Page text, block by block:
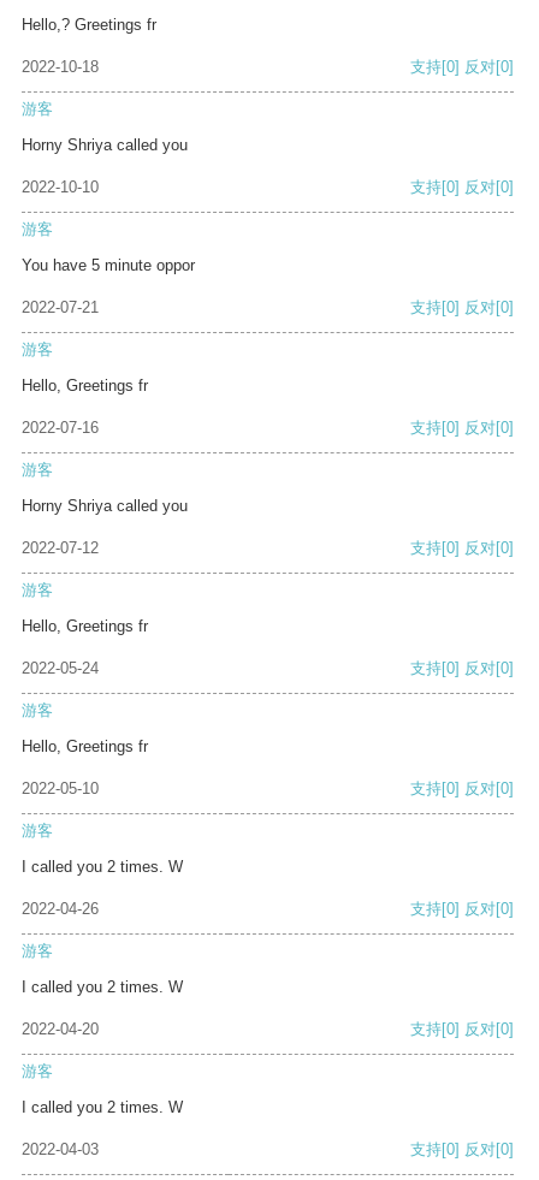
Hello,? Greetings fr
2022-10-18 支持[0] 反对[0]
游客
Horny Shriya called you
2022-10-10 支持[0] 反对[0]
游客
You have 5 minute oppor
2022-07-21 支持[0] 反对[0]
游客
Hello, Greetings fr
2022-07-16 支持[0] 反对[0]
游客
Horny Shriya called you
2022-07-12 支持[0] 反对[0]
游客
Hello, Greetings fr
2022-05-24 支持[0] 反对[0]
游客
Hello, Greetings fr
2022-05-10 支持[0] 反对[0]
游客
I called you 2 times. W
2022-04-26 支持[0] 反对[0]
游客
I called you 2 times. W
2022-04-20 支持[0] 反对[0]
游客
I called you 2 times. W
2022-04-03 支持[0] 反对[0]